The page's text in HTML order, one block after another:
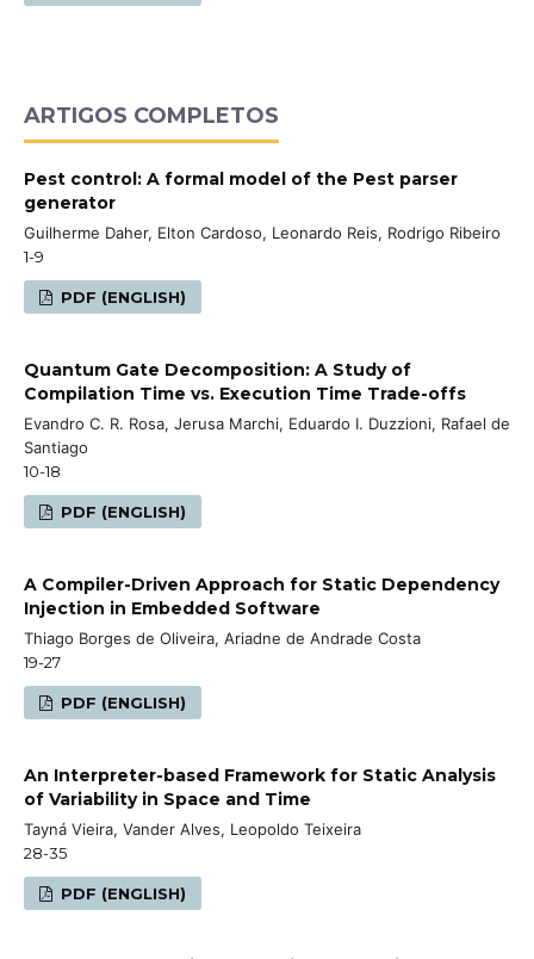
ARTIGOS COMPLETOS
Pest control: A formal model of the Pest parser
generator
Guilherme Daher, Elton Cardoso, Leonardo Reis, Rodrigo Ribeiro
1-9
PDF (ENGLISH)
Quantum Gate Decomposition: A Study of
Compilation Time vs. Execution Time Trade-offs
Evandro C. R. Rosa, Jerusa Marchi, Eduardo I. Duzzioni, Rafael de
Santiago
10-18
PDF (ENGLISH)
A Compiler-Driven Approach for Static Dependency
Injection in Embedded Software
Thiago Borges de Oliveira, Ariadne de Andrade Costa
19-27
PDF (ENGLISH)
An Interpreter-based Framework for Static Analysis
of Variability in Space and Time
Tayná Vieira, Vander Alves, Leopoldo Teixeira
28-35
PDF (ENGLISH)